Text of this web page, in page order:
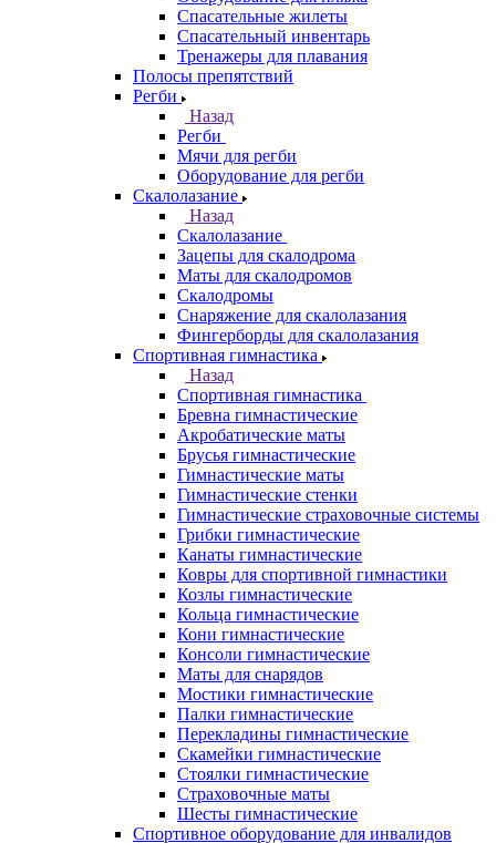
Спасательные жилеты
Спасательный инвентарь
Тренажеры для плавания
Полосы препятствий
Регби
Назад
Регби
Мячи для регби
Оборудование для регби
Скалолазание
Назад
Скалолазание
Зацепы для скалодрома
Маты для скалодромов
Скалодромы
Снаряжение для скалолазания
Фингерборды для скалолазания
Спортивная гимнастика
Назад
Спортивная гимнастика
Бревна гимнастические
Акробатические маты
Брусья гимнастические
Гимнастические маты
Гимнастические стенки
Гимнастические страховочные системы
Грибки гимнастические
Канаты гимнастические
Ковры для спортивной гимнастики
Козлы гимнастические
Кольца гимнастические
Кони гимнастические
Консоли гимнастические
Маты для снарядов
Мостики гимнастические
Палки гимнастические
Перекладины гимнастические
Скамейки гимнастические
Стоялки гимнастические
Страховочные маты
Шесты гимнастические
Спортивное оборудование для инвалидов